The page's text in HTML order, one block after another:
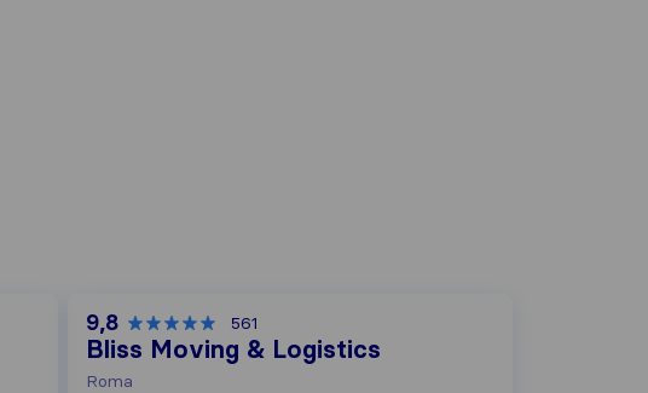
9,8 561
Bliss Moving & Logistics
Roma